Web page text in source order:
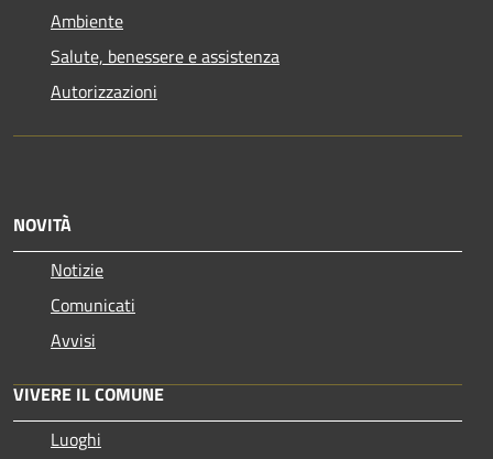
Ambiente
Salute, benessere e assistenza
Autorizzazioni
NOVITÀ
Notizie
Comunicati
Avvisi
VIVERE IL COMUNE
Luoghi